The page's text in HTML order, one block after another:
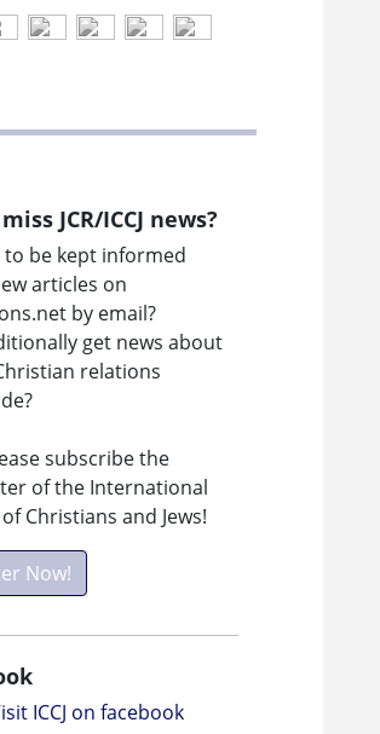
JCR/ICCJ news?
to be kept informed
articles on
by email?
get news about
relations
subscribe the
of the International
Christians and Jews!
Now!
ICCJ on facebook